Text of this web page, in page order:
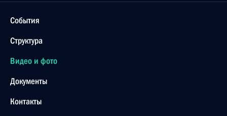
События
Структура
Видео и фото
Документы
Контакты